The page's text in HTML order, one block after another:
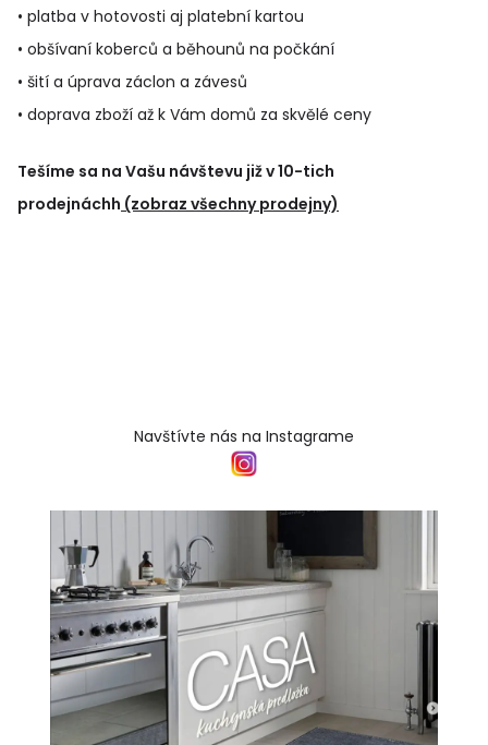
• platba v hotovosti aj platební kartou
• obšívaní koberců a běhounů na počkání
• šití a úprava záclon a závesů
• doprava zboží až k Vám domů za skvělé ceny
Tešíme sa na Vašu návštevu již v 10-tich
prodejnáchh (zobraz všechny prodejny)
Navštívte nás na Instagrame